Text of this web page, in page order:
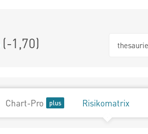
(-1,70)
Chart-Pro Risikomatrix